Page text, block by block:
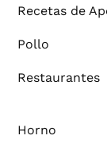
Recetas de
Pollo
Restaurantes
Horno